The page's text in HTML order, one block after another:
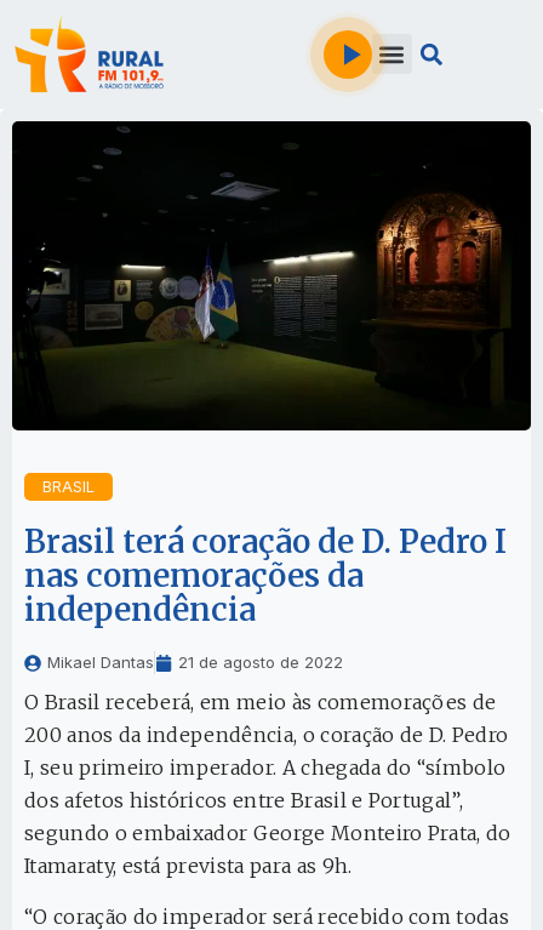
BRASIL
Brasil terá coração de D. Pedro I
nas comemorações da
independência
Mikael Dantas 21 de agosto de 2022
O Brasil receberá, em meio às comemorações de
200 anos da independência, o coração de D. Pedro
I, seu primeiro imperador. A chegada do “símbolo
dos afetos históricos entre Brasil e Portugal”,
segundo o embaixador George Monteiro Prata, do
Itamaraty, está prevista para as 9h.
“O coração do imperador será recebido com todas